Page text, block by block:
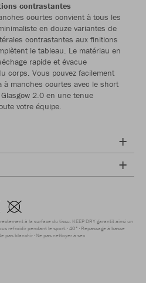
contrastantes
courtes convient à tous les
en douze variantes de
contrastantes aux finitions
le tableau. Le matériau en
rapide et évacue
corps. Vous pouvez facilement
à manches courtes avec le short
2.0 en une tenue
votre équipe.
à la surface du tissu. KEEP DRY garantit ainsi un
refroidir pendant le sport. 40° Repassage à basse
pas blanchir Ne pas nettoyer à sec